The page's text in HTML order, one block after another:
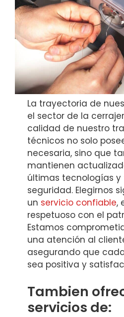
La trayectoria de
el sector de la
calidad de nuestro
técnicos no solo
necesaria, sino que
mantienen
últimas tecnologías
seguridad. Elegirnos
un servicio confiable,
respetuoso con el
Estamos
una atención al
asegurando que
sea positiva y
Tambien
servicios de: